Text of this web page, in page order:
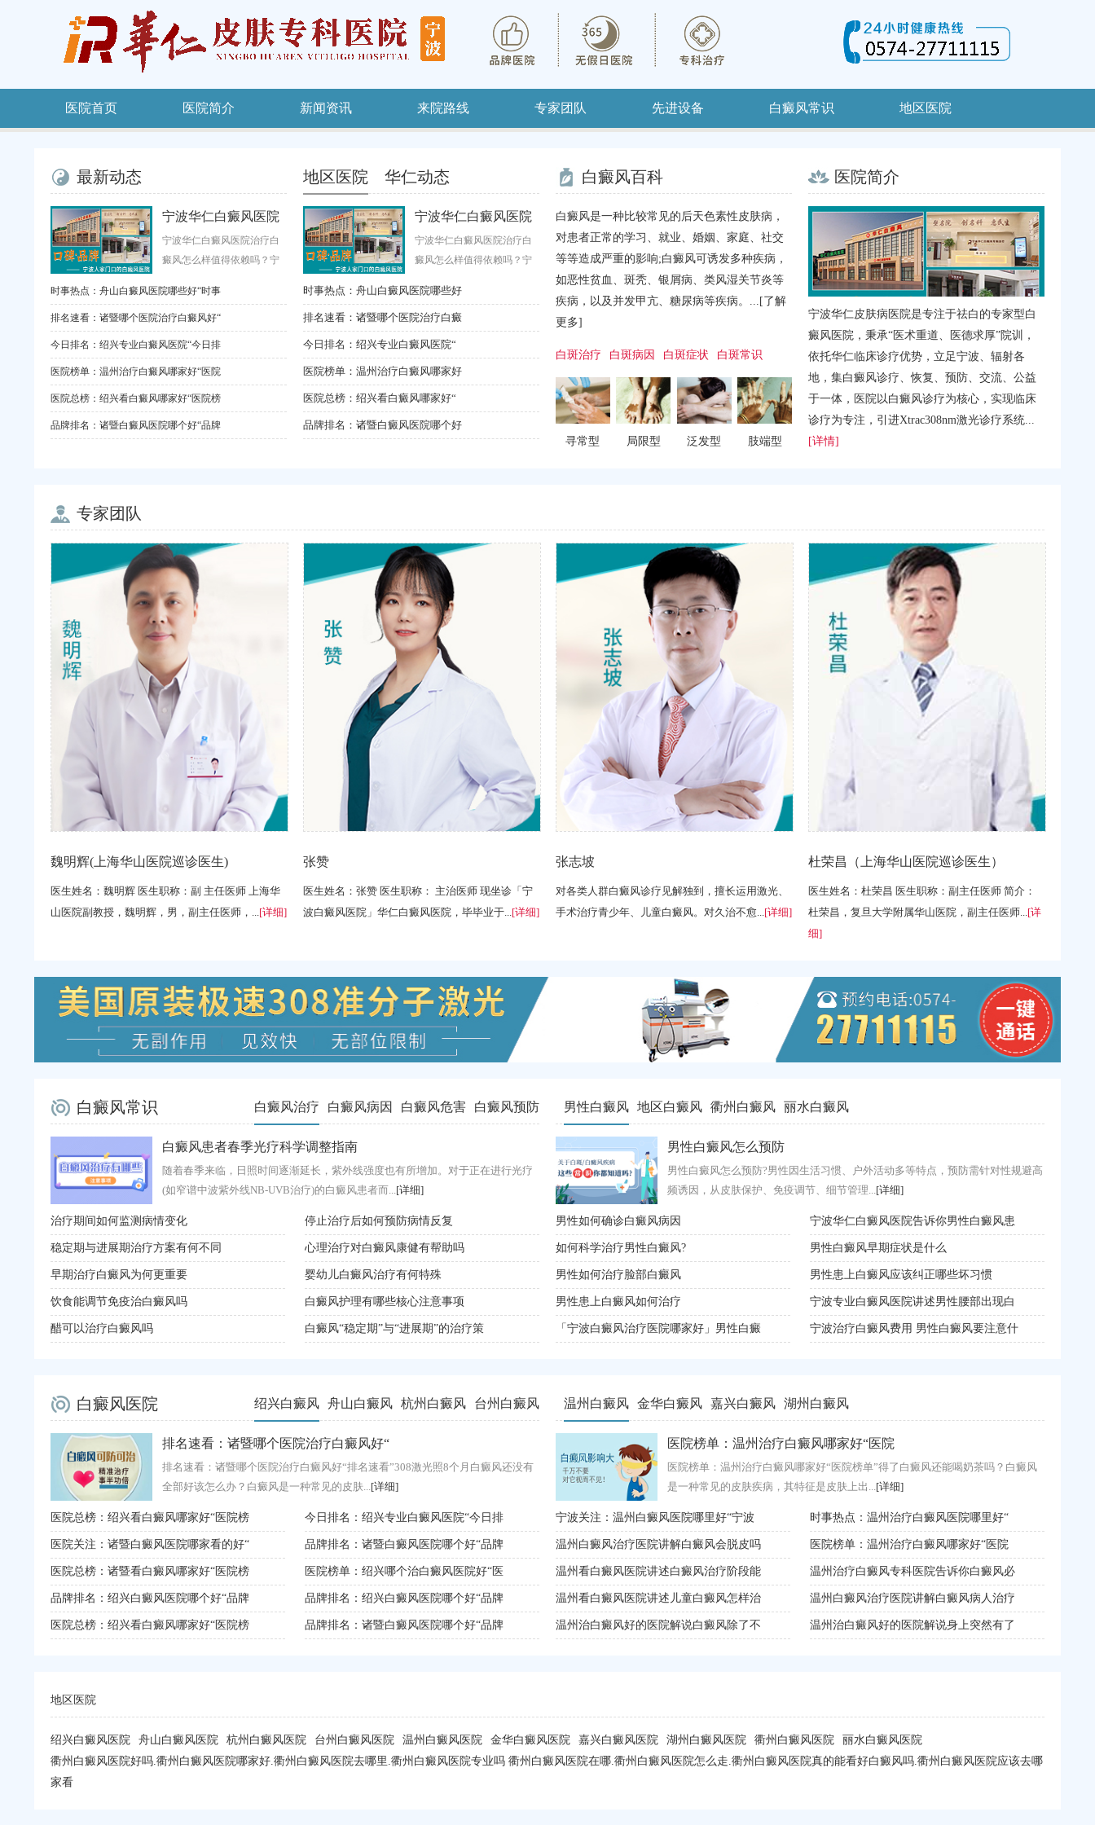
医院首页 医院简介 新闻资讯 来院路线 专家团队 先进设备 白癜风常识 地区医院
最新动态
宁波华仁白癜风医院
治疗白癜风怎么样值
宁波华仁白癜风医院治疗白
癜风怎么样值得依赖吗？宁
皮肤疾病诊...
时事热点：舟山白癜风医院哪些好“时事
排名速看：诸暨哪个医院治疗白癜风好“
今日排名：绍兴专业白癜风医院“今日排
医院榜单：温州治疗白癜风哪家好“医院
医院总榜：绍兴看白癜风哪家好“医院榜
品牌排名：诸暨白癜风医院哪个好“品牌
地区医院 华仁动态
宁波华仁白癜风医院
治疗白癜风怎么样值
宁波华仁白癜风医院治疗白
癜风怎么样值得依赖吗？宁
皮肤疾病诊...
时事热点：舟山白癜风医院哪些好
排名速看：诸暨哪个医院治疗白癜
今日排名：绍兴专业白癜风医院“
医院榜单：温州治疗白癜风哪家好
医院总榜：绍兴看白癜风哪家好“
品牌排名：诸暨白癜风医院哪个好
【春季白斑防治】| 3
月7日、8日，上海秦
春季气候特点鲜明，日照时
间逐渐延长，紫外线辐射量
上升。适当的日光有助于皮
肤健康，但...
【公益援助通知】|上海华山白癜
抓住寒假“治白关键期”：宁波华
【会诊通知】|1月17日—18日诚邀原
白癜风百科
白癜风是一种比较常见的后天色素性皮肤病，
对患者正常的学习、就业、婚姻、家庭、社交
等等造成严重的影响;白癜风可诱发多种疾病，
如恶性贫血、斑秃、银屑病、类风湿关节炎等
疾病，以及并发甲亢、糖尿病等疾病。... [了解
更多]
白斑治疗 白斑病因 白斑症状 白斑常识
寻常型 局限型 泛发型 肢端型
医院简介
宁波华仁皮肤病医院是专注于祛白的专家型白
癜风医院，秉承“医术重道、医德求厚”院训，
依托华仁临床诊疗优势，立足宁波、辐射各
地，集白癜风诊疗、恢复、预防、交流、公益
于一体，医院以白癜风诊疗为核心，实现临床
诊疗为专注，引进Xtrac308nm激光诊疗系统...
[详情]
专家团队
魏明辉(上海华山医院巡诊医生)
医生姓名：魏明辉 医生职称：副 主任医师 上海华
山医院副教授，魏明辉，男，副主任医师，...[详细]
张赞
医生姓名：张赞 医生职称： 主治医师 现坐诊「宁
波白癜风医院」华仁白癜风医院，毕毕业于...[详细]
张志坡
对各类人群白癜风诊疗见解独到，擅长运用激光、
手术治疗青少年、儿童白癜风。对久治不愈...[详细]
杜荣昌（上海华山医院巡诊医生）
医生姓名：杜荣昌 医生职称：副主任医师 简介：
杜荣昌，复旦大学附属华山医院，副主任医师...[详
细]
白癜风常识 白癜风治疗 白癜风病因 白癜风危害 白癜风预防
白癜风患者春季光疗科学调整指南
随着春季来临，日照时间逐渐延长，紫外线强度也有所增加。对于正在进行光疗
(如窄谱中波紫外线NB-UVB治疗)的白癜风患者而... [详细]
停止治疗后如何预防病情反复
治疗期间如何监测病情变化
心理治疗对白癜风康健有帮助吗
稳定期与进展期治疗方案有何不同
婴幼儿白癜风治疗有何特殊
早期治疗白癜风为何更重要
白癜风护理有哪些核心注意事项
饮食能调节免疫治白癜风吗
白癜风“稳定期”与“进展期”的治疗策
醋可以治疗白癜风吗
精神压力是白癜风的诱因之一吗
精神压力是白癜风的诱因之一吗?大量临床观察和研究表明，长期或剧烈的精神压
力事件(如学业紧张、工作高压、家庭变故、...[详细]
食物过敏会诱发白斑吗
食物过敏会引起白癜风吗
为什么无缘无故就得了白癜风
白癜风是由于什么原因导致的
你知道这些“原因”会导致白癜风反复地
儿童白癜风病因有哪些
白癜风是什么原因导致的呢
哪些职业类型更容易患有白癜风
白癜风诱因与饮食有关系吗
为什么白癜风容易在夏季发病
男性白癜风 地区白癜风 衢州白癜风 丽水白癜风
男性白癜风怎么预防
男性白癜风怎么预防?男性因生活习惯、户外活动多等特点，预防需针对性规避高
频诱因，从皮肤保护、免疫调节、细节管理... [详细]
宁波华仁白癜风医院告诉你男性白癜风患
男性如何确诊白癜风病因
男性白癜风早期症状是什么
如何科学治疗男性白癜风?
男性患上白癜风应该纠正哪些坏习惯
男性如何治疗脸部白癜风
宁波专业白癜风医院讲述男性腰部出现白
男性患上白癜风如何治疗
宁波治疗白癜风费用 男性白癜风要注意什
「宁波白癜风治疗医院哪家好」男性白癜
白癜风医院 绍兴白癜风 舟山白癜风 杭州白癜风 台州白癜风
排名速看：诸暨哪个医院治疗白癜风好“
排名速看：诸暨哪个医院治疗白癜风好“排名速看”308激光照8个月白癜风还没有
全部好该怎么办？白癜风是一种常见的皮肤... [详细]
今日排名：绍兴专业白癜风医院“今日排
医院总榜：绍兴看白癜风哪家好“医院榜
品牌排名：诸暨白癜风医院哪个好“品牌
医院关注：诸暨白癜风医院哪家看的好“
医院榜单：绍兴哪个治白癜风医院好“医
医院总榜：诸暨看白癜风哪家好“医院榜
品牌排名：绍兴白癜风医院哪个好“品牌
品牌排名：绍兴白癜风医院哪个好“品牌
品牌排名：诸暨白癜风医院哪个好“品牌
医院总榜：绍兴看白癜风哪家好“医院榜
时事热点：舟山白癜风医院哪些好“时事
时事热点：舟山白癜风医院哪些好“时事热点”308激光照后白癜风部位发红正常
吗?激光治疗是一种常见的白癜风治疗方法，...[详细]
实时更新：舟山哪儿有治疗白癜风的医院
医院榜单：舟山治疗白癜风哪家好“医院
舟山治疗白癜风专科医院告诉你40年的白
舟山白癜风医院解答得了白癜风还能晒太
舟山白癜风医院解答吃什么可以预防白癜
舟山专科白癜风医院解析12岁女孩后颈部
舟山白癜风专科医院解说白癜风病吃什么
舟山看白癜风医院讲述谁容易得白癜风
舟山看白癜风医院讲述什么原因导致白癜
舟山看白癜风医院讲述预防白癜风需要改
温州白癜风 金华白癜风 嘉兴白癜风 湖州白癜风
医院榜单：温州治疗白癜风哪家好“医院
医院榜单：温州治疗白癜风哪家好“医院榜单”得了白癜风还能喝奶茶吗？白癜风
是一种常见的皮肤疾病，其特征是皮肤上出... [详细]
时事热点：温州治疗白癜风医院哪里好“
宁波关注：温州白癜风医院哪里好“宁波
医院榜单：温州治疗白癜风哪家好“医院
温州白癜风治疗医院讲解白癜风会脱皮吗
温州治疗白癜风专科医院告诉你白癜风必
温州看白癜风医院讲述白癜风治疗阶段能
温州白癜风治疗医院讲解白癜风病人治疗
温州看白癜风医院讲述儿童白癜风怎样治
温州治白癜风好的医院解说身上突然有了
温州治白癜风好的医院解说白癜风除了不
地区医院
绍兴白癜风医院 舟山白癜风医院 杭州白癜风医院 台州白癜风医院 温州白癜风医院 金华白癜风医院 嘉兴白癜风医院 湖州白癜风医院 衢州白癜风医院
丽水白癜风医院
衢州白癜风医院好吗.衢州白癜风医院哪家好.衢州白癜风医院去哪里.衢州白癜风医院专业吗 衢州白癜风医院在哪.衢州白癜风医院怎么走.衢州白癜风医院真的能看好白癜风吗.衢州白癜风医院应该去哪
家看